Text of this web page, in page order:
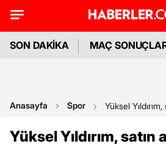
SON DAKİKA MAÇ
Anasayfa Spor Yüksel
Yüksel Yıldırım, satın